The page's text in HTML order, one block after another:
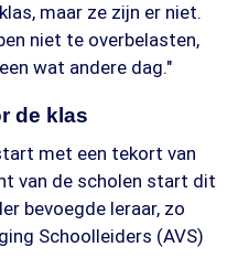
maar ze zijn er niet.
niet te overbelasten,
wat andere dag."
de klas
met een tekort van
van de scholen start dit
bevoegde leraar, zo
Schoolleiders (AVS)